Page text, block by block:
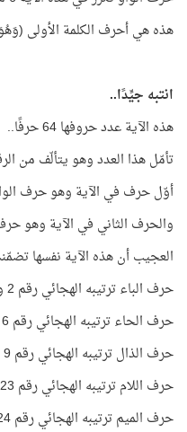
هذه هي أحرف الكلمة الأولى (وَهُوَ)
انتبه جيِّدًا..
هذه الآية عدد حروفها 64 حرفًا..
تأمّل هذا العدد وهو يتألّف من
أوّل حرف في الآية وهو حرف الواو
والحرف الثاني في الآية وهو حرف
العجيب أن هذه الآية نفسها تضمّنت 6 أحرف تكرّر كل منها 4
حرف الباء ترتيبه الهجائي رقم 2 وتكرّر في هذه الآية 4 مرّات.
حرف الحاء ترتيبه الهجائي رقم 6 وتكرّر في هذه الآية 4 مرّات.
حرف الذال ترتيبه الهجائي رقم 9 وتكرّر في هذه الآية 4 مرّات.
حرف اللام ترتيبه الهجائي رقم 23 وتكرّر في هذه الآية 4 مرّات.
حرف الميم ترتيبه الهجائي رقم 24 وتكرّر في هذه الآية 4 مرّات.